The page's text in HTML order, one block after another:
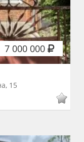
7 000 000
15